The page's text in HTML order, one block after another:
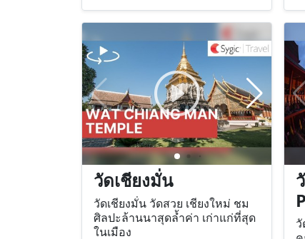
วัดเชียงมั่น
วัดเชียงมั่น วัดสวย เชียงใหม่ ชม
ศิลปะล้านนาสุดล้ำค่า เก่าแก่ที่สุด
ในเมือง